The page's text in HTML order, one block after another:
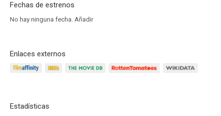
Fechas de estrenos
No hay ninguna fecha. Añadir
Enlaces externos
Estadísticas